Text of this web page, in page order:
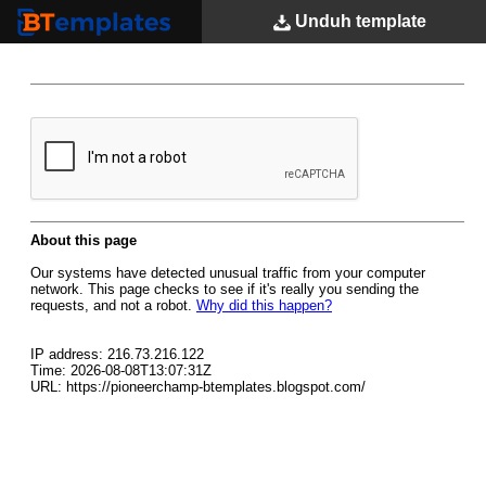
Unduh template